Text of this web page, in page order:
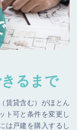
るまで
賃貸含む）がほとん
ト可と条件を変更し
は戸建を購入するし